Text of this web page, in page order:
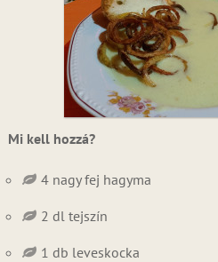
Mi kell hozzá?
4 nagy fej hagyma
2 dl tejszín
1 db leveskocka